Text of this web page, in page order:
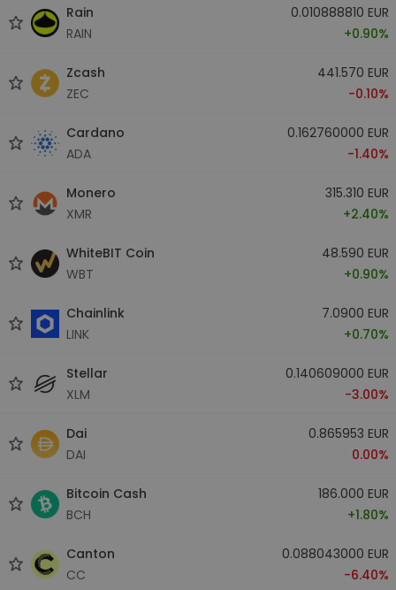
Rain
RAIN
0.010888810 EUR
+0.90%
Zcash
ZEC
441.570 EUR
-0.10%
Cardano
ADA
0.162760000 EUR
-1.40%
Monero
XMR
315.310 EUR
+2.40%
WhiteBIT Coin
WBT
48.590 EUR
+0.90%
Chainlink
LINK
7.0900 EUR
+0.70%
Stellar
XLM
0.140609000 EUR
-3.00%
Dai
DAI
0.865953 EUR
0.00%
Bitcoin Cash
BCH
186.000 EUR
+1.80%
Canton
CC
0.088043000 EUR
-6.40%